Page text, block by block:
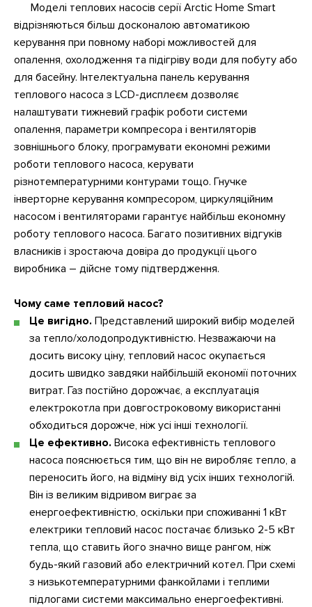
Моделі теплових насосів серії Arctic Home Smart
відрізняються більш досконалою автоматикою
керування при повному наборі можливостей для
опалення, охолодження та підігріву води для побуту або
для басейну. Інтелектуальна панель керування
теплового насоса з LCD-дисплеєм дозволяє
налаштувати тижневий графік роботи системи
опалення, параметри компресора і вентиляторів
зовнішнього блоку, програмувати економні режими
роботи теплового насоса, керувати
різнотемпературними контурами тощо. Гнучке
інверторне керування компресором, циркуляційним
насосом і вентиляторами гарантує найбільш економну
роботу теплового насоса. Багато позитивних відгуків
власників і зростаюча довіра до продукції цього
виробника – дійсне тому підтвердження.
Чому саме тепловий насос?
Це вигідно. Представлений широкий вибір моделей
за тепло/холодопродуктивністю. Незважаючи на
досить високу ціну, тепловий насос окупається
досить швидко завдяки найбільшій економії поточних
витрат. Газ постійно дорожчає, а експлуатація
електрокотла при довгостроковому використанні
обходиться дорожче, ніж усі інші технології.
Це ефективно. Висока ефективність теплового
насоса пояснюється тим, що він не виробляє тепло, а
переносить його, на відміну від усіх інших технологій.
Він із великим відривом виграє за
енергоефективністю, оскільки при споживанні 1 кВт
електрики тепловий насос постачає близько 2-5 кВт
тепла, що ставить його значно вище рангом, ніж
будь-який газовий або електричний котел. При схемі
з низькотемпературними фанкойлами і теплими
підлогами системи максимально енергоефективні.